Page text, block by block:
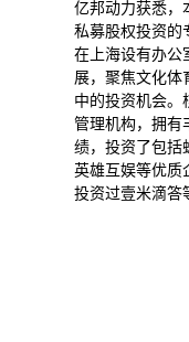
亿邦动力获悉，
私募股权投资的
在上海设有办公
展，聚焦文化体
中的投资机会。
管理机构，拥有
绩，投资了包括
英雄互娱等优质
投资过壹米滴答